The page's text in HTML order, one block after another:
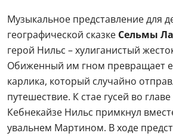
Музыкальное представление для
географической сказке Сельмы
герой Нильс – хулиганистый
Обиженный им гном превращает
карлика, который случайно
путешествие. К стае гусей во
Кебнекайзе Нильс примкнул
увальнем Мартином. В ходе